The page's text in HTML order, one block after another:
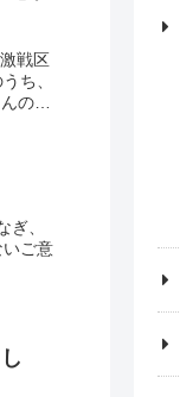
戦区
ち、
の
、
ご意